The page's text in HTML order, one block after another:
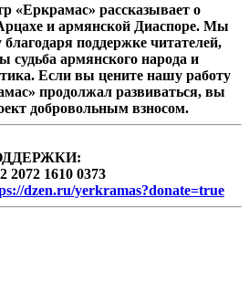
«Еркрамас» рассказывает о
и армянской Диаспоре. Мы
поддержке читателей,
судьба армянского народа и
Если вы цените нашу работу
продолжал развиваться, вы
добровольным взносом.
2072 1610 0373
dzen.ru/yerkramas?donate=true